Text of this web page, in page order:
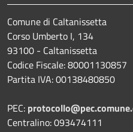
Comune di Caltanissetta
Corso Umberto I, 134
93100 - Caltanissetta
Codice Fiscale: 80001130857
Partita IVA: 00138480850
PEC:
Centralino: 093474111